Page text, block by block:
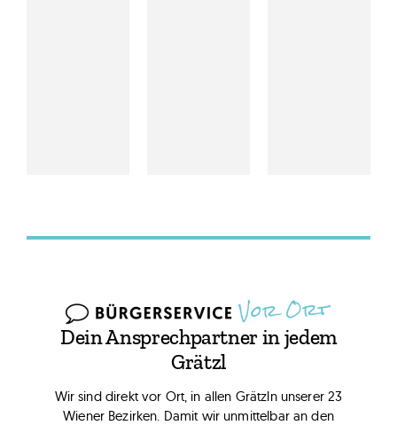
Dein Ansprechpartner in jedem
Grätzl
Wir sind direkt vor Ort, in allen Grätzln unserer 23
Wiener Bezirken. Damit wir unmittelbar an den